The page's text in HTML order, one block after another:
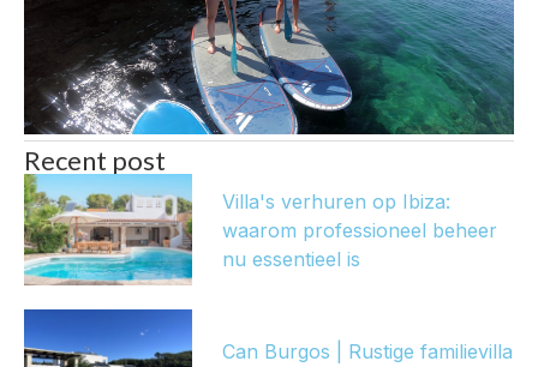
Recent post
Villa's verhuren op Ibiza:
waarom professioneel beheer
nu essentieel is
Can Burgos | Rustige familievilla